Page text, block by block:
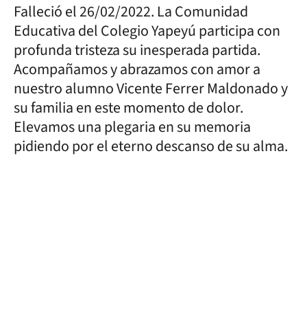
Falleció el 26/02/2022. La Comunidad
Educativa del Colegio Yapeyú participa con
profunda tristeza su inesperada partida.
Acompañamos y abrazamos con amor a
nuestro alumno Vicente Ferrer Maldonado y
su familia en este momento de dolor.
Elevamos una plegaria en su memoria
pidiendo por el eterno descanso de su alma.